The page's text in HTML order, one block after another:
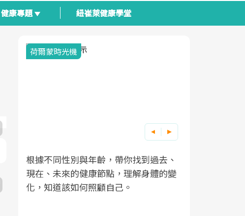
健康專題 紐崔萊健康學堂
荷爾蒙時光機
根據不同性別與年齡，帶你找到過去、
現在、未來的健康節點，理解身體的變
化，知道該如何照顧自己。